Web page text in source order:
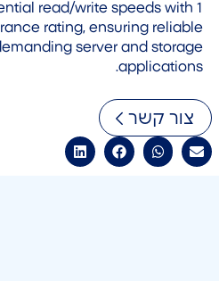
read/write speeds with 1
rating, ensuring reliable
server and storage
applications.
צור קשר